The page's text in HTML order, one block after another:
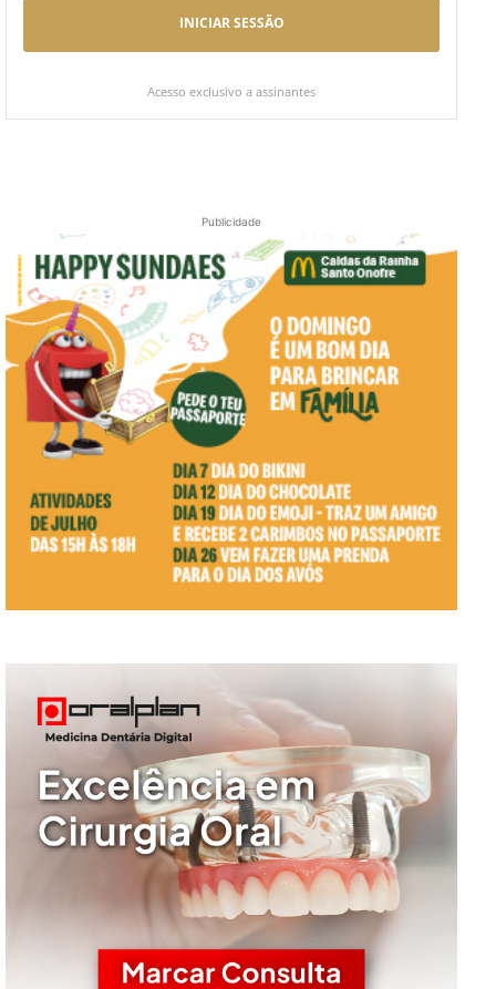
INICIAR SESSÃO
Acesso exclusivo a assinantes
Publicidade